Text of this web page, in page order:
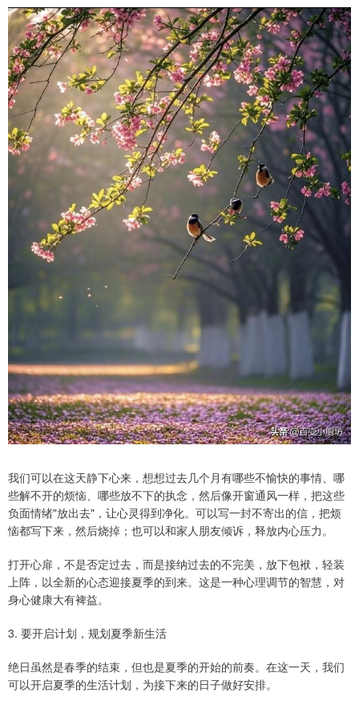
我们可以在这天静下心来，想想过去几个月有哪些不愉快的事情、哪
些解不开的烦恼、哪些放不下的执念，然后像开窗通风一样，把这些
负面情绪"放出去"，让心灵得到净化。可以写一封不寄出的信，把烦
恼都写下来，然后烧掉；也可以和家人朋友倾诉，释放内心压力。
打开心扉，不是否定过去，而是接纳过去的不完美，放下包袱，轻装
上阵，以全新的心态迎接夏季的到来。这是一种心理调节的智慧，对
身心健康大有裨益。
3. 要开启计划，规划夏季新生活
绝日虽然是春季的结束，但也是夏季的开始的前奏。在这一天，我们
可以开启夏季的生活计划，为接下来的日子做好安排。